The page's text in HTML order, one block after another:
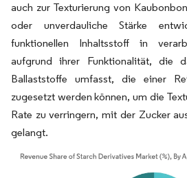
auch zur Texturierung von
oder unverdauliche Stärke
funktionellen Inhaltsstoff in
aufgrund ihrer Funktionalität, die
Ballaststoffe umfasst, die einer
zugesetzt werden können, um die
Rate zu verringern, mit der Zucker
gelangt.